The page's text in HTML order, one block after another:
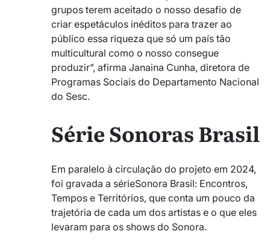
grupos terem aceitado o nosso desafio de
criar espetáculos inéditos para trazer ao
público essa riqueza que só um país tão
multicultural como o nosso consegue
produzir”, afirma Janaina Cunha, diretora de
Programas Sociais do Departamento Nacional
do Sesc.
Série Sonoras Brasil
Em paralelo à circulação do projeto em 2024,
foi gravada a sérieSonora Brasil: Encontros,
Tempos e Territórios, que conta um pouco da
trajetória de cada um dos artistas e o que eles
levaram para os shows do Sonora.